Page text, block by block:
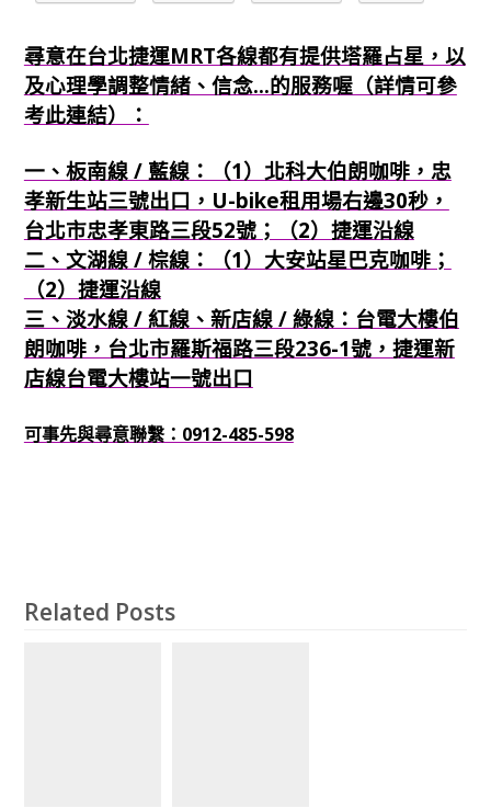
尋意在台北捷運MRT各線都有提供塔羅占星，以
及心理學調整情緒、信念...的服務喔（詳情可參
考此連結）：
一、板南線 / 藍線：（1）北科大伯朗咖啡，忠
孝新生站三號出口，U-bike租用場右邊30秒，
台北市忠孝東路三段52號；（2）捷運沿線
二、文湖線 / 棕線：（1）大安站星巴克咖啡；
（2）捷運沿線
三、淡水線 / 紅線、新店線 / 綠線：台電大樓伯
朗咖啡，台北市羅斯福路三段236-1號，捷運新
店線台電大樓站一號出口
可事先與尋意聯繫：0912-485-598
Related Posts